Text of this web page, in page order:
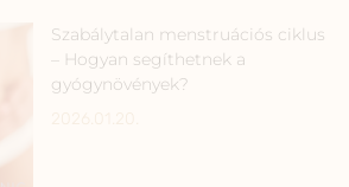
Szabálytalan menstruációs ciklus
– Hogyan segíthetnek a
gyógynövények?